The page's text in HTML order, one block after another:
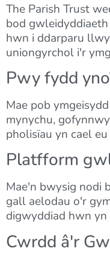
The Parish Trust
bod
hwn i ddarparu
uniongyrchol i'r
Pwy fydd
Mae pob
mynychu,
pholisïau yn cael
Platfform
Mae'n bwysig nodi
gall aelodau o'r
digwyddiad hwn
Cwrdd â'r